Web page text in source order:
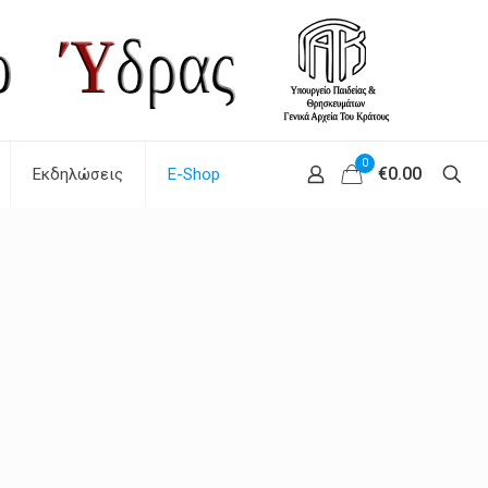
Εκδηλώσεις E-Shop
0
€0.00